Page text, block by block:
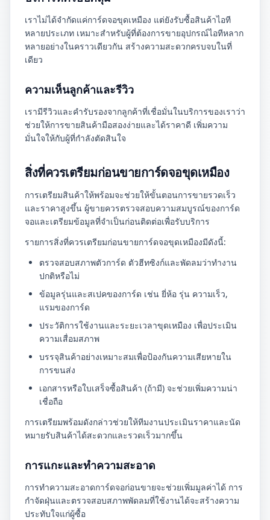
เราไม่ได้จำกัดแค่การ์ดจอขุดเหมือง แต่ยังรับซื้อสินค้าไอที
หลายประเภท เหมาะสำหรับผู้ที่ต้องการขายอุปกรณ์ไอทีหลาก
หลายอย่างในคราวเดียวกัน สร้างความสะดวกครบจบในที่
เดียว
ความเห็นลูกค้าและรีวิว
เรามีรีวิวและคำรับรองจากลูกค้าที่เชื่อมั่นในบริการของเราว่า
ช่วยให้การขายสินค้ามือสองง่ายและได้ราคาดี เพิ่มความ
มั่นใจให้กับผู้ที่กำลังตัดสินใจ
สิ่งที่ควรเตรียมก่อนขายการ์ดจอขุดเหมือง
การเตรียมสินค้าให้พร้อมจะช่วยให้ขั้นตอนการขายรวดเร็ว
และราคาสูงขึ้น ผู้ขายควรตรวจสอบความสมบูรณ์ของการ์ด
จอและเตรียมข้อมูลที่จำเป็นก่อนติดต่อเพื่อรับบริการ
รายการสิ่งที่ควรเตรียมก่อนขายการ์ดจอขุดเหมืองมีดังนี้:
ตรวจสอบสภาพตัวการ์ด ตัวฮีทซิงก์และพัดลมว่าทำงาน
ปกติหรือไม่
ข้อมูลรุ่นและสเปคของการ์ด เช่น ยี่ห้อ รุ่น ความเร็ว,
แรมของการ์ด
ประวัติการใช้งานและระยะเวลาขุดเหมือง เพื่อประเมิน
ความเสื่อมสภาพ
บรรจุสินค้าอย่างเหมาะสมเพื่อป้องกันความเสียหายใน
การขนส่ง
เอกสารหรือใบเสร็จซื้อสินค้า (ถ้ามี) จะช่วยเพิ่มความน่า
เชื่อถือ
การเตรียมพร้อมดังกล่าวช่วยให้ทีมงานประเมินราคาและนัด
หมายรับสินค้าได้สะดวกและรวดเร็วมากขึ้น
การแกะและทำความสะอาด
การทำความสะอาดการ์ดจอก่อนขายจะช่วยเพิ่มมูลค่าได้ การ
กำจัดฝุ่นและตรวจสอบสภาพพัดลมที่ใช้งานได้จะสร้างความ
ประทับใจแก่ผู้ซื้อ